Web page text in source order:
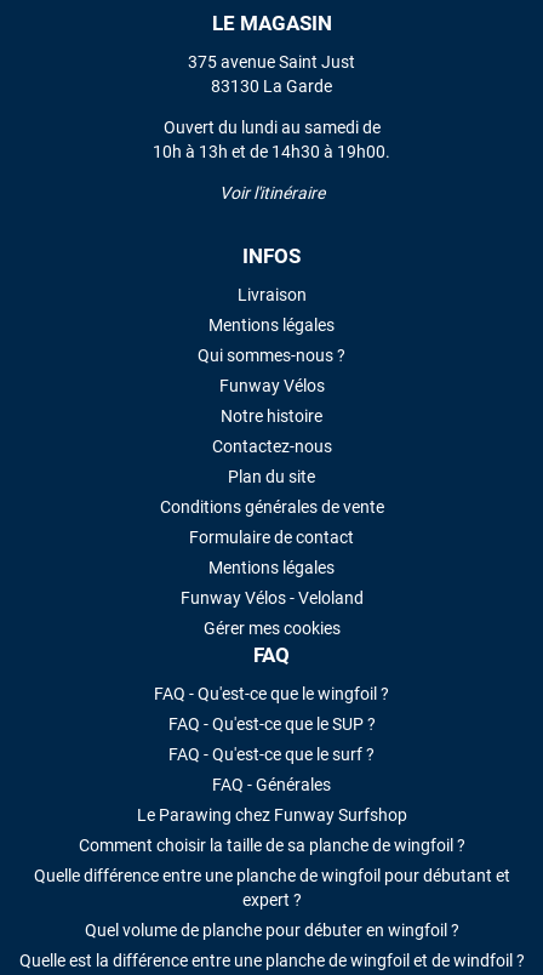
LE MAGASIN
375 avenue Saint Just
83130 La Garde
Ouvert du lundi au samedi de
10h à 13h et de 14h30 à 19h00.
Voir l'itinéraire
INFOS
Livraison
Mentions légales
Qui sommes-nous ?
Funway Vélos
Notre histoire
Contactez-nous
Plan du site
Conditions générales de vente
Formulaire de contact
Mentions légales
Funway Vélos - Veloland
Gérer mes cookies
FAQ
FAQ - Qu'est-ce que le wingfoil ?
FAQ - Qu'est-ce que le SUP ?
FAQ - Qu'est-ce que le surf ?
FAQ - Générales
Le Parawing chez Funway Surfshop
Comment choisir la taille de sa planche de wingfoil ?
Quelle différence entre une planche de wingfoil pour débutant et
expert ?
Quel volume de planche pour débuter en wingfoil ?
Quelle est la différence entre une planche de wingfoil et de windfoil ?
VOIR TOUS LES AVIS